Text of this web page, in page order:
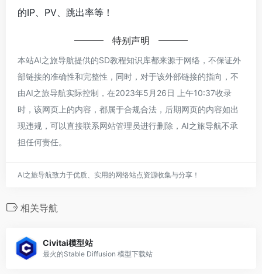
的IP、PV、跳出率等！
特别声明
本站AI之旅导航提供的SD教程知识库都来源于网络，不保证外
部链接的准确性和完整性，同时，对于该外部链接的指向，不
由AI之旅导航实际控制，在2023年5月26日 上午10:37收录
时，该网页上的内容，都属于合规合法，后期网页的内容如出
现违规，可以直接联系网站管理员进行删除，AI之旅导航不承
担任何责任。
AI之旅导航致力于优质、实用的网络站点资源收集与分享！
相关导航
Civitai模型站
最火的Stable Diffusion 模型下载站